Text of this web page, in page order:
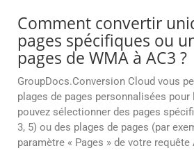
Comment convertir
pages spécifiques ou
pages de WMA à AC3 ?
GroupDocs.Conversion Cloud vous
plages de pages personnalisées
pouvez sélectionner des pages
3, 5) ou des plages de pages (par
paramètre « Pages » de votre requête